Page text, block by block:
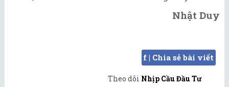
Nhật Duy
f | Chia sẻ bài viết
Theo dõi Nhịp Cầu Đầu Tư